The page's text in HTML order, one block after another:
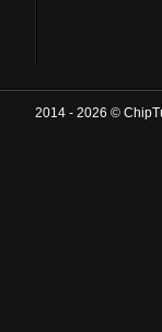
2014 - 2026 ©